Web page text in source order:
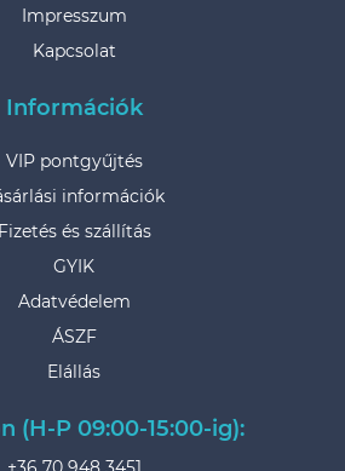
Impresszum
Kapcsolat
Információk
VIP pontgyűjtés
információk
Fizetés és szállítás
GYIK
Adatvédelem
ÁSZF
Elállás
(H-P 09:00-15:00-ig):